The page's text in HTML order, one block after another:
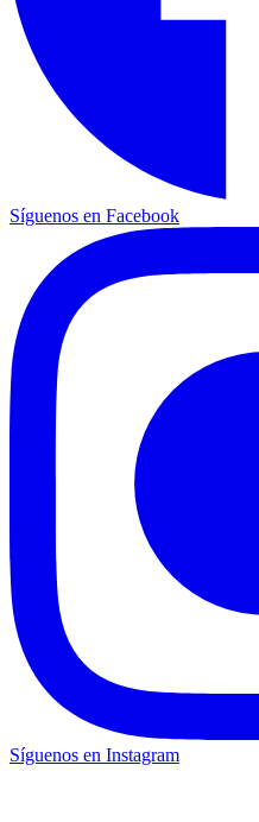
Síguenos en Facebook
Síguenos en Instagram